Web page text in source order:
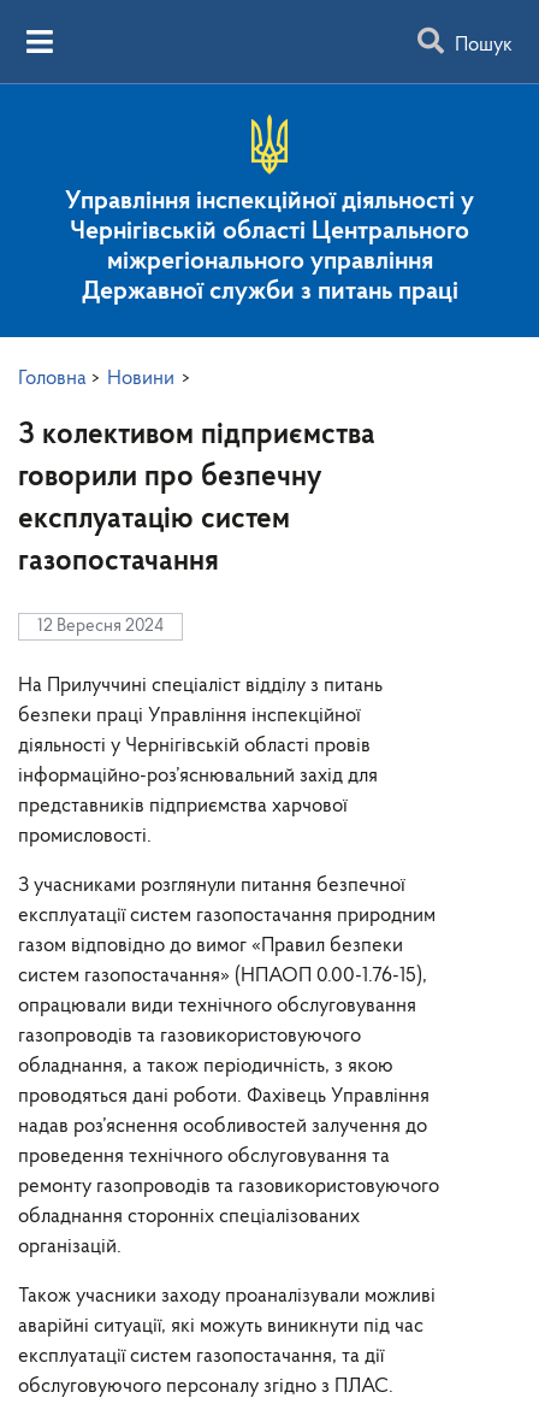
Пошук
Управління інспекційної діяльності у
Чернігівській області Центрального
міжрегіонального управління
Державної служби з питань праці
Головна > Новини >
З колективом підприємства
говорили про безпечну
експлуатацію систем
газопостачання
12 Вересня 2024
На Прилуччині спеціаліст відділу з питань
безпеки праці Управління інспекційної
діяльності у Чернігівській області провів
інформаційно-роз’яснювальний захід для
представників підприємства харчової
промисловості.
З учасниками розглянули питання безпечної
експлуатації систем газопостачання природним
газом відповідно до вимог «Правил безпеки
систем газопостачання» (НПАОП 0.00-1.76-15),
опрацювали види технічного обслуговування
газопроводів та газовикористовуючого
обладнання, а також періодичність, з якою
проводяться дані роботи. Фахівець Управління
надав роз’яснення особливостей залучення до
проведення технічного обслуговування та
ремонту газопроводів та газовикористовуючого
обладнання сторонніх спеціалізованих
організацій.
Також учасники заходу проаналізували можливі
аварійні ситуації, які можуть виникнути під час
експлуатації систем газопостачання, та дії
обслуговуючого персоналу згідно з ПЛАС.